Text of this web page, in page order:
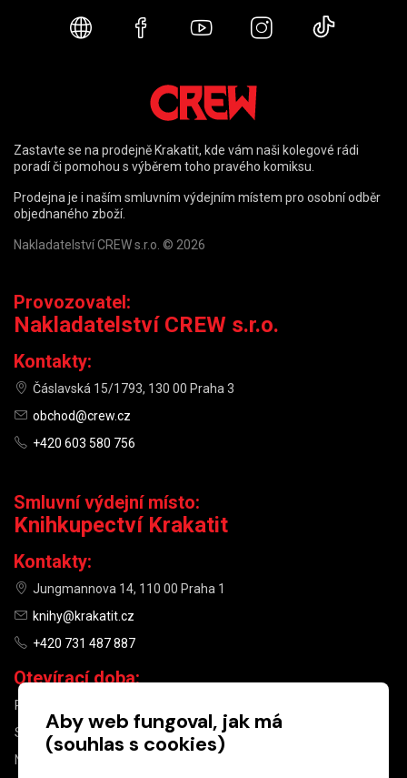
Webové stránky
FacebookYouTubeInstagram
Zastavte se na prodejně Krakatit, kde vám naši kolegové rádi
poradí či pomohou s výběrem toho pravého komiksu.
Prodejna je i naším smluvním výdejním místem pro osobní odběr
objednaného zboží.
Nakladatelství CREW s.r.o. © 2026
Provozovatel:
Nakladatelství CREW s.r.o.
Kontakty:
Čáslavská 15/1793, 130 00 Praha 3
obchod@crew.cz
+420 603 580 756
Smluvní výdejní místo:
Knihkupectví Krakatit
Kontakty:
Jungmannova 14, 110 00 Praha 1
knihy@krakatit.cz
+420 731 487 887
Otevírací doba:
PO–PÁ
SO
10:00–13:00
NE
Aby web fungoval, jak má
(souhlas s cookies)